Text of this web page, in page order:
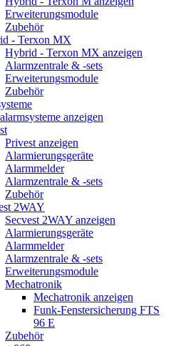
Erweiterungsmodule
Zubehör
- Terxon MX
Hybrid - Terxon MX anzeigen
Alarmzentrale & -sets
Erweiterungsmodule
Zubehör
anzeigen
Privest anzeigen
Alarmierungsgeräte
Alarmmelder
Alarmzentrale & -sets
Zubehör
2WAY
Secvest 2WAY anzeigen
Alarmierungsgeräte
Alarmmelder
Alarmzentrale & -sets
Erweiterungsmodule
Mechatronik
Mechatronik anzeigen
Funk-Fenstersicherung FTS
96 E
Zubehör